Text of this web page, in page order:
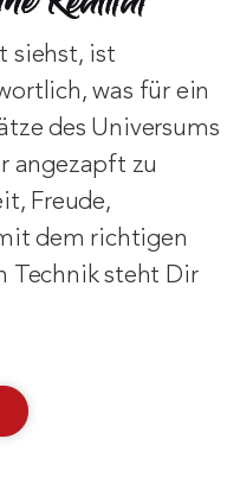
siehst, ist
was für ein
des Universums
angezapft zu
Freude,
dem richtigen
Technik steht Dir